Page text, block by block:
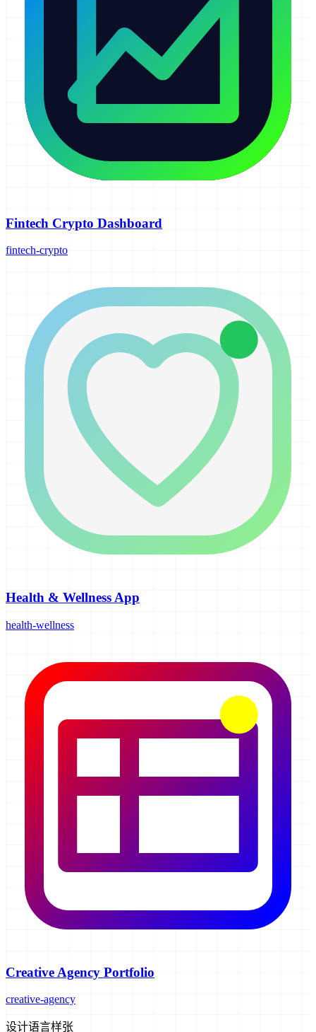
Fintech Crypto Dashboard
fintech-crypto
Health & Wellness App
health-wellness
Creative Agency Portfolio
creative-agency
设计语言样张